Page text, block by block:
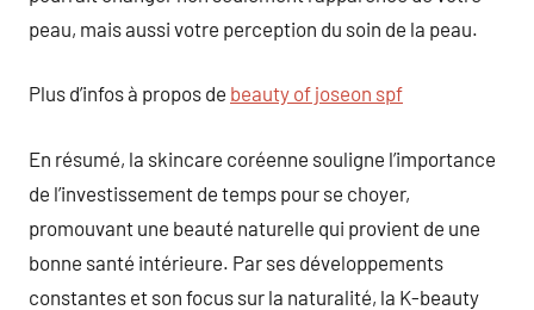
peau, mais aussi votre perception du soin de la peau.
Plus d’infos à propos de beauty of joseon spf
En résumé, la skincare coréenne souligne l’importance
de l’investissement de temps pour se choyer,
promouvant une beauté naturelle qui provient de une
bonne santé intérieure. Par ses développements
constantes et son focus sur la naturalité, la K-beauty